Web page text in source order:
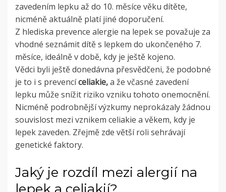
zavedením lepku až do 10. měsíce věku dítěte,
nicméně aktuálně platí jiné doporučení.
Z hlediska prevence alergie na lepek se považuje za
vhodné seznámit dítě s lepkem do ukončeného 7.
měsíce, ideálně v době, kdy je ještě kojeno.
Vědci byli ještě donedávna přesvědčeni, že podobné
je to i s prevencíceliakie,a že včasné zavedení
lepku může snížit riziko vzniku tohoto onemocnění.
Nicméně podrobnější výzkumy neprokázaly žádnou
souvislost mezi vznikem celiakie a věkem, kdy je
lepek zaveden. Zřejmě zde větší roli sehrávají
genetické faktory.
Jaký je rozdíl mezi alergií na